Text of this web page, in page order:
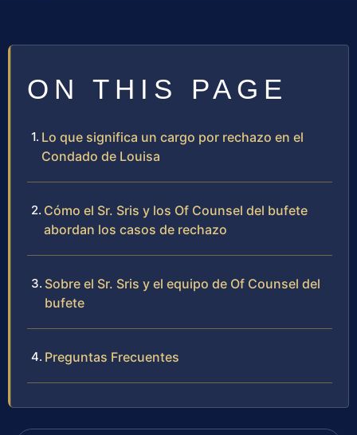
ON THIS PAGE
Lo que significa un cargo por rechazo en el
Condado de Louisa
Cómo el Sr. Sris y los Of Counsel del bufete
abordan los casos de rechazo
Sobre el Sr. Sris y el equipo de Of Counsel del
bufete
Preguntas Frecuentes